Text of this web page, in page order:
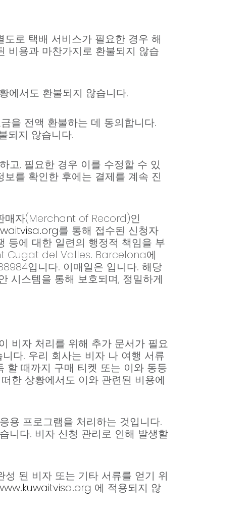
로 택배 서비스가 필요한 경우 해
비용과 마찬가지로 환불되지 않습
에서도 환불되지 않습니다.
을 전액 환불하는 데 동의합니다.
되지 않습니다.
고, 필요한 경우 이를 수정할 수 있
를 확인한 후에는 결제를 계속 진
매자(Merchant of Record)인
를 통해 접수된 신청자
등에 대한 일련의 행정적 책임을 부
Cugat del Valles. Barcelona에
입니다. 이매일은 입니다. 해당
시스템을 통해 보호되며, 정밀하게
비자 처리를 위해 추가 문서가 필요
다. 우리 회사는 비자 나 여행 서류
할 때까지 구매 티켓 또는 이와 동등
한 상황에서도 이와 관련된 비용에
용 프로그램을 처리하는 것입니다.
니다. 비자 신청 관리로 인해 발생할
된 비자 또는 기타 서류를 얻기 위
에 적용되지 않